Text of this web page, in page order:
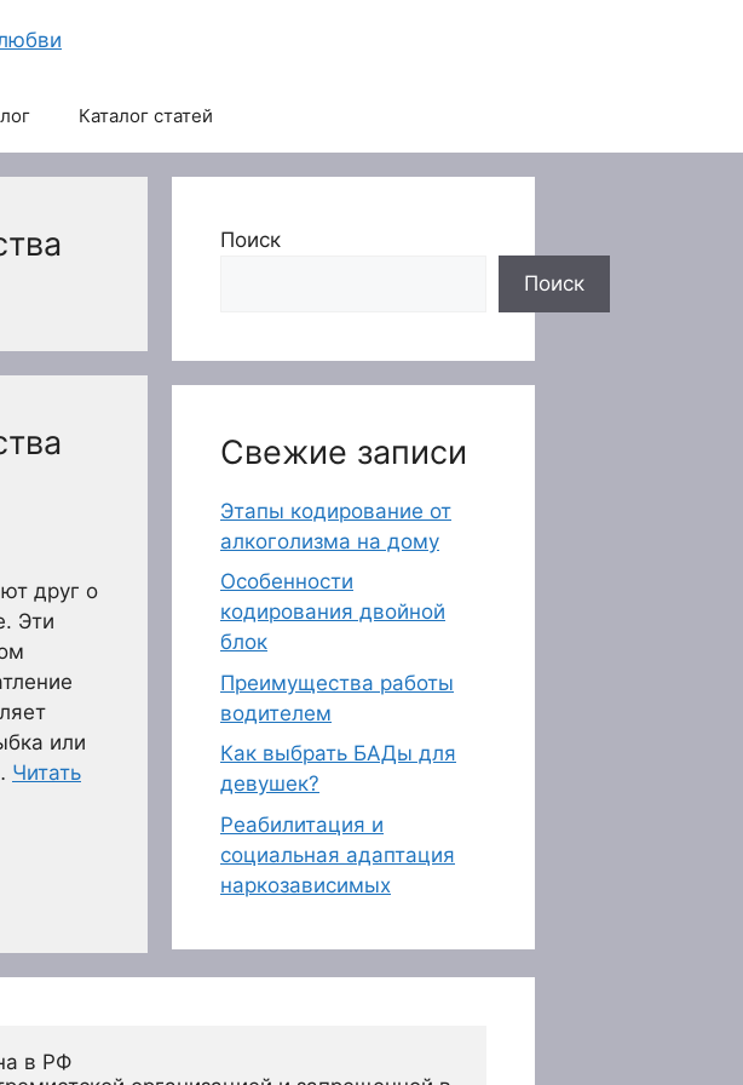
Каталог статей
друг о
Эти
или
Читать
Поиск
Поиск
Свежие записи
Этапы кодирование от
алкоголизма на дому
Особенности
кодирования двойной
блок
Преимущества работы
водителем
Как выбрать БАДы для
девушек?
Реабилитация и
социальная адаптация
наркозависимых
в РФ